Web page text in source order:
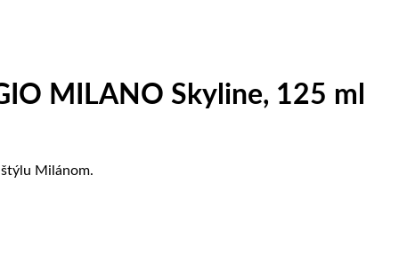
MILANO Skyline, 125 ml
Milánom.